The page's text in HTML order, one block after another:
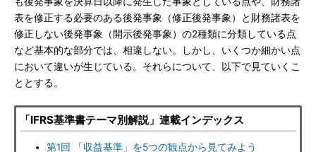
表を修正する必要のある後発事象（修正後発事象）と財務諸表を
修正しない後発事象（開示後発事象）の2種類に分類している点
など基本的な部分では、相違しない。しかし、いくつか細かい点
において違いが生じている。それらについて、以下で見ていくこ
ととする。
「IFRS基準書テーマ別解説」連載インデックス
第1回 「収益基準」を5つの観点から見てみよう